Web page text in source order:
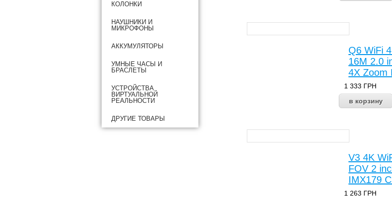
Q6 WiFi
16M 2.0
4X Zoom
1 333 ГРН
V3 4K
FOV 2
IMX179
1 263 ГРН
КОЛОНКИ
НАУШНИКИ И
МИКРОФОНЫ
АККУМУЛЯТОРЫ
УМНЫЕ ЧАСЫ И
БРАСЛЕТЫ
УСТРОЙСТВА
ВИРТУАЛЬНОЙ
РЕАЛЬНОСТИ
ДРУГИЕ ТОВАРЫ